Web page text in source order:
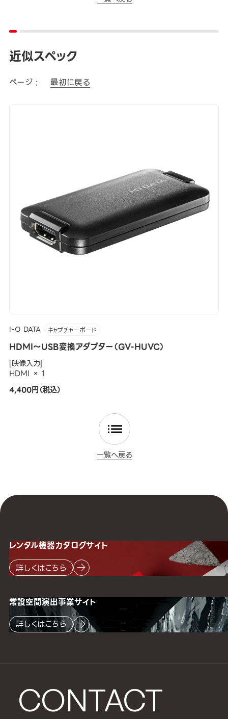
近似スペック
ページ : 最初に戻る
I-O DATA キャプチャーボード
HDMI～USB変換アダプター（GV-HUVC）
[映像入力]
HDMI × 1
4,400円（税込）
一覧へ戻る
CONTACT
レンタル機器カタログサイト
詳しくはこちら
常設空間演出事業サイト
詳しくはこちら